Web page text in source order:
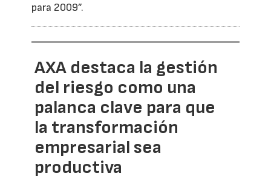
para 2009”.
AXA destaca la gestión
del riesgo como una
palanca clave para que
la transformación
empresarial sea
productiva